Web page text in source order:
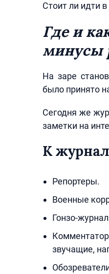
Стоит ли идти
Где и
минусы
На заре
было принято
Сегодня же
заметки на
К
Репортеры.
Военные
Гонзо-
звучащие,